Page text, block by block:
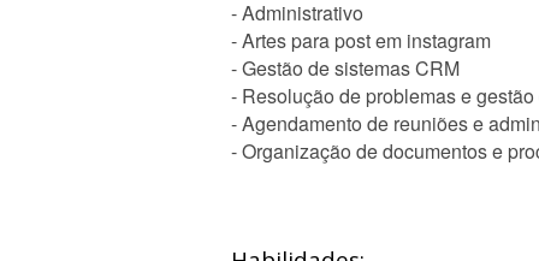
- Administrativo
- Artes para post em instagram
- Gestão de sistemas CRM
- Resolução de problemas e
- Agendamento de reuniões e
- Organização de documentos e